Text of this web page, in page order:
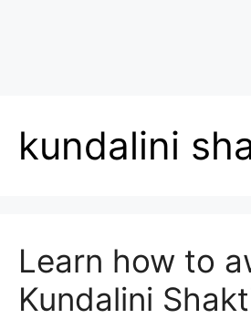
kundalini
Learn how to
Kundalini